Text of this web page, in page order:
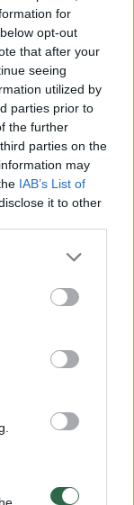
for
opt-out
that after your
seeing
utilized by
parties prior to
the further
parties on the
may
IAB’s List of
it to other
krypčių
11–14°C,
trumpai
5–10 m/s,
22–26°C.
palis,
vakarų naktį
m/s. Naktį
palis,